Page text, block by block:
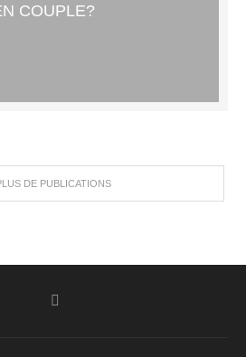
COUPLE?
DE PUBLICATIONS